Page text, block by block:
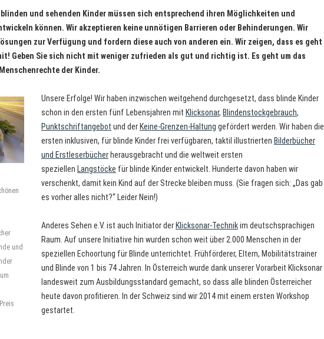
und sehenden Kinder müssen sich entsprechend ihren Möglichkeiten und
können. Wir akzeptieren keine unnötigen Barrieren oder Behinderungen. Wir
zur Verfügung und fordern diese auch von anderen ein. Wir zeigen, dass es geht
Geben Sie sich nicht mit weniger zufrieden als gut und richtig ist. Es geht um das
der Kinder.
und
Unsere Erfolge! Wir haben inzwischen weitgehend durchgesetzt, dass blinde Kinder
schon in den ersten fünf Lebensjahren mit Klicksonar, Blindenstockgebrauch,
Punktschriftangebot und der Keine-Grenzen-Haltung gefördert werden. Wir haben die
ersten inklusiven, für blinde Kinder frei verfügbaren, taktil illustrierten Bilderbücher
und Erstleserbücher herausgebracht und die weltweit ersten
speziellen Langstöcke für blinde Kinder entwickelt. Hunderte davon haben wir
verschenkt, damit kein Kind auf der Strecke bleiben muss. (Sie fragen sich: „Das gab
es vorher alles nicht?“ Leider Nein!)
Anderes Sehen e.V. ist auch Initiator der Klicksonar-Technikim deutschsprachigen
Raum. Auf unsere Initiative hin wurden schon weit über 2.000 Menschen in der
speziellen Echoortung für Blinde unterrichtet. Frühförderer, Eltern, Mobilitätstrainer
und Blinde von 1 bis 74 Jahren. In Österreich wurde dank unserer Vorarbeit Klicksonar
landesweit zum Ausbildungsstandard gemacht, so dass alle blinden Österreicher
heute davon profitieren. In der Schweiz sind wir 2014 mit einem ersten Workshop
gestartet.